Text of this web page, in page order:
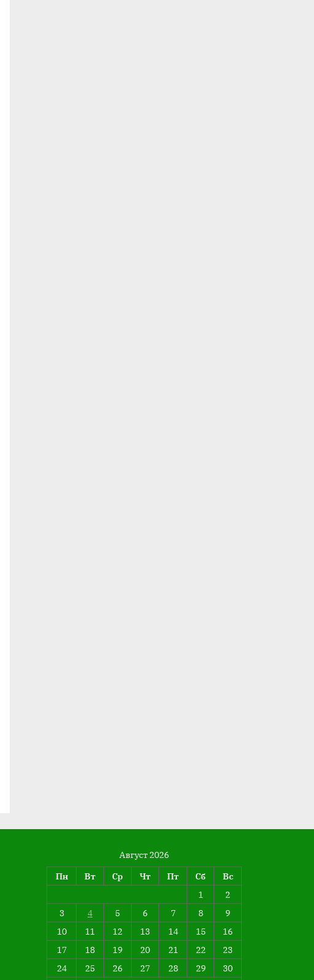
Август 2026
Пн
Вт Ср Чт Пт Сб
Вс
1
2
3
4 5 6 7 8
9
10
11 12 13 14 15
16
17
18 19 20 21 22
23
24
25 26 27 28 29 30